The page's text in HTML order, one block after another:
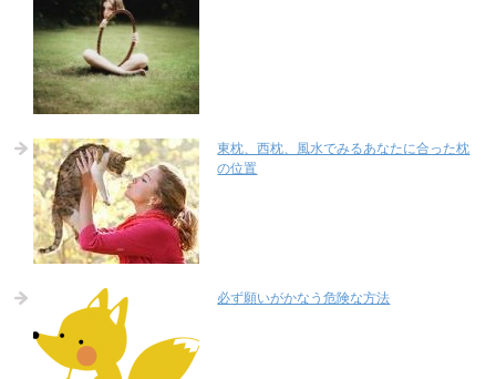
東枕、西枕、風水でみるあなたに合った枕
の位置
必ず願いがかなう危険な方法